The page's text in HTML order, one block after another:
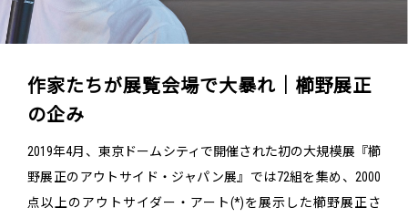
作家たちが展覧会場で大暴れ｜櫛野展正
の企み
2019年4月、東京ドームシティで開催された初の大規模展『櫛
野展正のアウトサイド・ジャパン展』では72組を集め、2000
点以上のアウトサイダー・アート(*)を展示した櫛野展正さ